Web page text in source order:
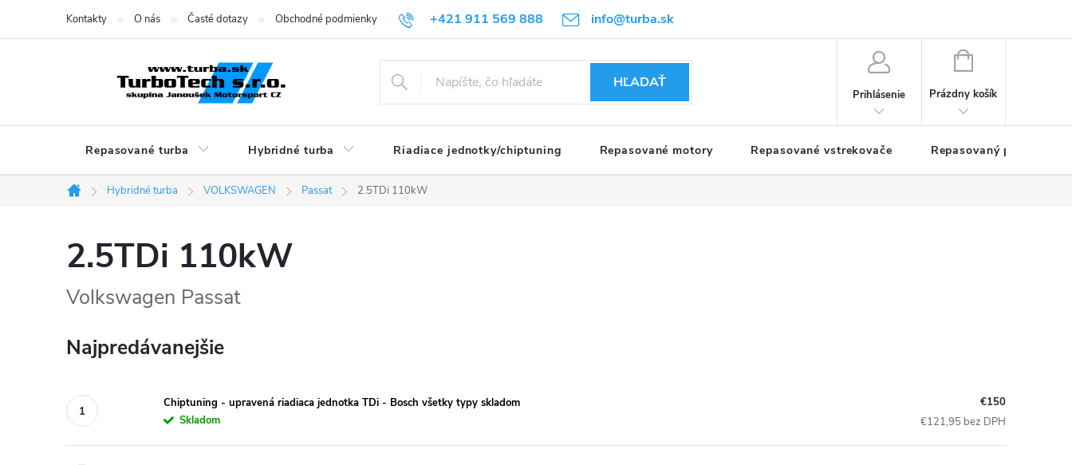
+421 911 569 888 info@turba.sk
Kontakty O nás Časté dotazy Obchodné podmienky GDPR
HĽADAŤ
Prihlásenie
NÁKUPNÝ
Prázdny košík
Repasované turba Hybridné turba Riadiace jednotky/chiptuning Repasované motory Repasované vstrekovače Repasovaný pohon TDM
Domov
Hybridné turba VOLKSWAGEN Passat 2.5TDi 110kW
2.5TDi 110kW
Volkswagen Passat
Najpredávanejšie
Chiptuning - upravená riadiaca jednotka TDi - Bosch všetky typy skladom
Skladom
€150
€121,95 bez DPH